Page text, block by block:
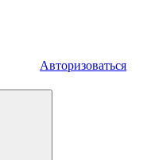
Авторизоваться